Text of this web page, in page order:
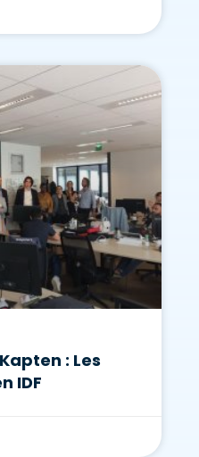
Kapten : Les
IDF